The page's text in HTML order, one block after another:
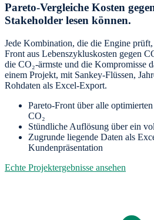
Pareto-Vergleiche Kosten
Stakeholder lesen können.
Jede Kombination, die die Engine
Front aus Lebenszykluskosten gegen
die CO₂-ärmste und die Kompromisse
einem Projekt, mit Sankey-Flüssen,
Rohdaten als Excel-Export.
Pareto-Front über alle
CO₂
Stündliche Auflösung über ein
Zugrunde liegende Daten als
Kundenpräsentation
Echte Projektergebnisse ansehen